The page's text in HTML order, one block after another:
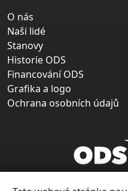
O nás
Naši lidé
Stanovy
Historie ODS
Financování ODS
Grafika a logo
Ochrana osobních údajů